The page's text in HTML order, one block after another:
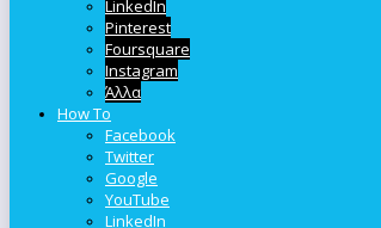
LinkedIn
Pinterest
Foursquare
Instagram
Άλλα
How To
Facebook
Twitter
Google
YouTube
LinkedIn